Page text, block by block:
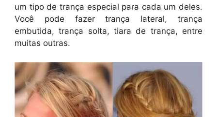
um tipo de trança especial para cada um deles.
Você pode fazer trança lateral, trança
embutida, trança solta, tiara de trança, entre
muitas outras.